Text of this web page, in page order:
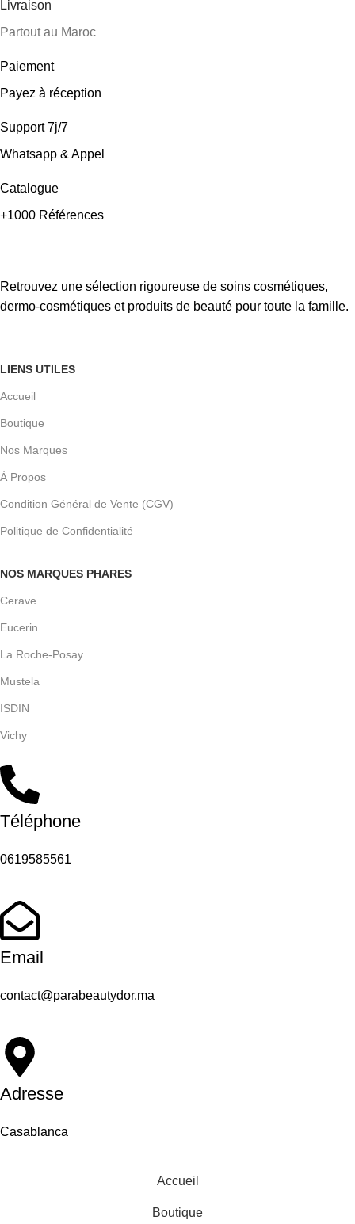
Livraison
Partout au Maroc
Paiement
Payez à réception
Support 7j/7
Whatsapp & Appel
Catalogue
+1000 Références
Retrouvez une sélection rigoureuse de soins cosmétiques,
dermo-cosmétiques et produits de beauté pour toute la famille.
LIENS UTILES
Accueil
Boutique
Nos Marques
À Propos
Condition Général de Vente (CGV)
Politique de Confidentialité
NOS MARQUES PHARES
Cerave
Eucerin
La Roche-Posay
Mustela
ISDIN
Vichy
Téléphone
0619585561
Email
contact@parabeautydor.ma
Adresse
Casablanca
Accueil
Boutique